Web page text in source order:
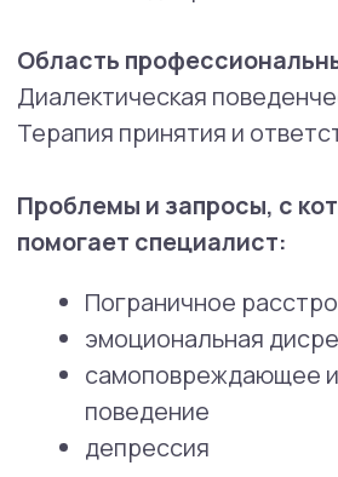
СМИ о нас
о высокой репутации
клиники
и профессионализме
наших экспертов.
СМИ пишут